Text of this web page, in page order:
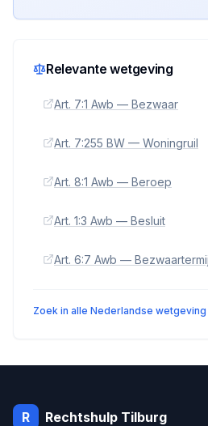
Relevante wetgeving
Art. 7:1 Awb — Bezwaar
Art. 7:255 BW — Woningruil
Art. 8:1 Awb — Beroep
Art. 1:3 Awb — Besluit
Art. 6:7 Awb —
Zoek in alle Nederlandse
R Rechtshulp Tilburg